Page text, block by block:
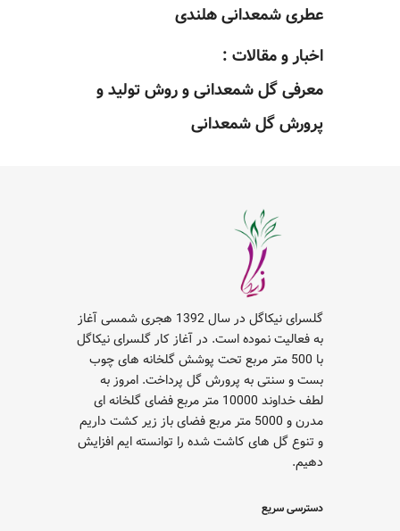
عطری شمعدانی هلندی
اخبار و مقالات :
معرفی گل شمعدانی و روش تولید و
پرورش گل شمعدانی
گلسرای نیکاگل در سال 1392 هجری شمسی آغاز
به فعالیت نموده است. در آغاز کار گلسرای نیکاگل
با 500 متر مربع تحت پوشش گلخانه های چوب
بست و سنتی به پرورش گل پرداخت. امروز به
لطف خداوند 10000 متر مربع فضای گلخانه ای
مدرن و 5000 متر مربع فضای باز زیر کشت داریم
و تنوع گل های کاشت شده را توانسته ایم افزایش
دهیم.
دسترسی سریع